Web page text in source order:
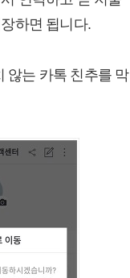
하면 됩니다.
않는 카톡 친추를 막